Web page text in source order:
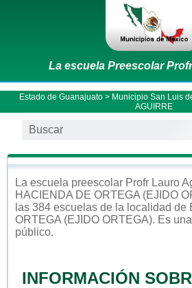
La escuela Preescolar
Estado de Guanajuato> Municipio San Luis
AGUIRRE
La escuela preescolar Profr Lauro
HACIENDA DE ORTEGA (EJIDO
las 384 escuelas de la localidad de
ORTEGA (EJIDO ORTEGA). Es
público.
INFORMACIÓN